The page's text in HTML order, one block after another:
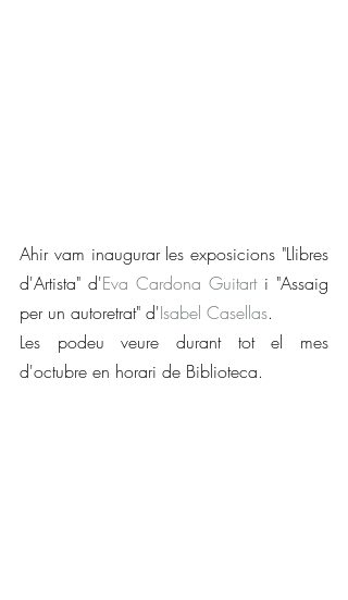
Ahir vam inaugurar les exposicions "Llibres
d'Artista" d'Eva Cardona Guitart i "Assaig
per un autoretrat" d'Isabel Casellas.
Les podeu veure durant tot el mes
d'octubre en horari de Biblioteca.